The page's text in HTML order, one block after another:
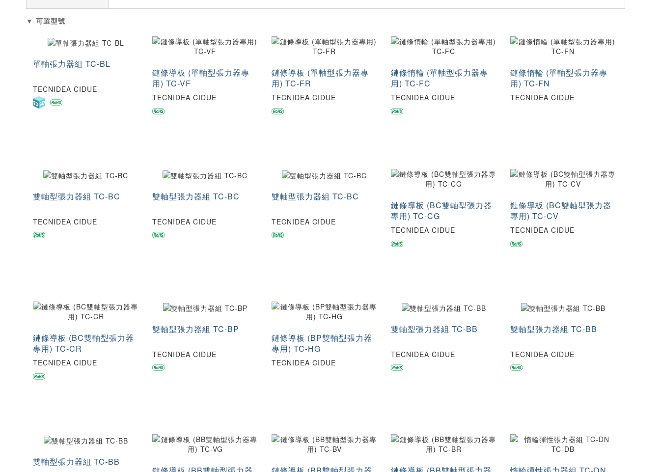
▼ 可選型號
單軸張力器組 TC-BL
TECNIDEA CIDUE
鏈條導板 (單軸型張力器專
用) TC-VF
TECNIDEA CIDUE
鏈條導板 (單軸型張力器專
用) TC-FR
TECNIDEA CIDUE
鏈條惰輪 (單軸型張力器專
用) TC-FC
TECNIDEA CIDUE
鏈條惰輪 (單軸型張力器專
用) TC-FN
TECNIDEA CIDUE
雙軸型張力器組 TC-BC
TECNIDEA CIDUE
雙軸型張力器組 TC-BC
TECNIDEA CIDUE
雙軸型張力器組 TC-BC
TECNIDEA CIDUE
鏈條導板 (BC雙軸型張力器
專用) TC-CG
TECNIDEA CIDUE
鏈條導板 (BC雙軸型張力器
專用) TC-CV
TECNIDEA CIDUE
鏈條導板 (BC雙軸型張力器
專用) TC-CR
TECNIDEA CIDUE
雙軸型張力器組 TC-BP
TECNIDEA CIDUE
鏈條導板 (BP雙軸型張力器
專用) TC-HG
TECNIDEA CIDUE
雙軸型張力器組 TC-BB
TECNIDEA CIDUE
雙軸型張力器組 TC-BB
TECNIDEA CIDUE
雙軸型張力器組 TC-BB